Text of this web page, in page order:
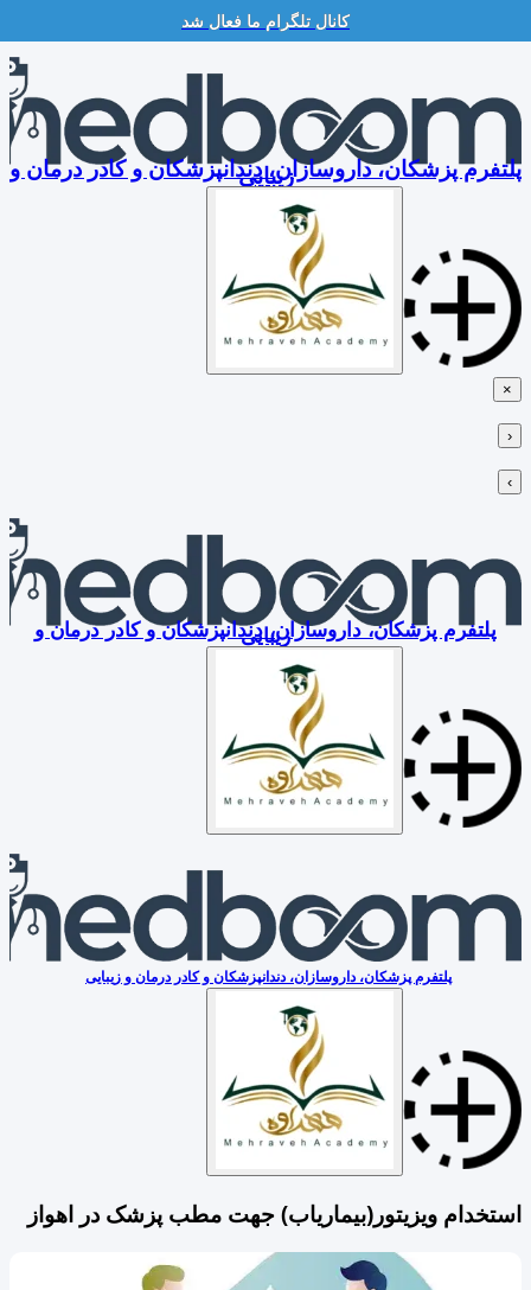
کانال تلگرام ما فعال شد
Skip
content
پلتفرم پزشکان، داروسازان، دندانپزشکان و کادر درمان و
زیبایی
×
‹
›
پلتفرم پزشکان، داروسازان، دندانپزشکان و کادر درمان و
زیبایی
پلتفرم پزشکان، داروسازان، دندانپزشکان و کادر درمان و زیبایی
استخدام ویزیتور(بیماریاب) جهت مطب پزشک در اهواز